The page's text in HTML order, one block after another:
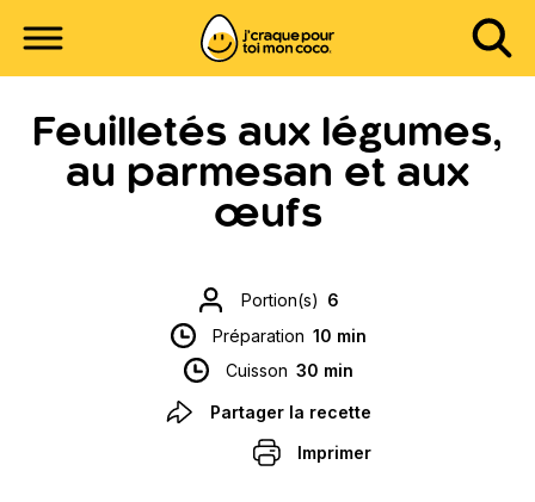
Feuilletés aux légumes,
au parmesan et aux
œufs
Portion(s) 6
Préparation 10 min
Cuisson 30 min
Partager la recette
Imprimer